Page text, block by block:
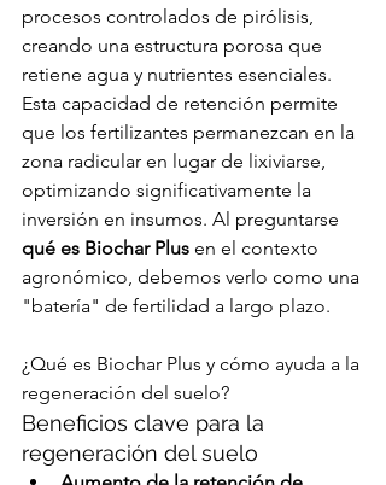
procesos controlados de pirólisis,
creando una estructura porosa que
retiene agua y nutrientes esenciales.
Esta capacidad de retención permite
que los fertilizantes permanezcan en la
zona radicular en lugar de lixiviarse,
optimizando significativamente la
inversión en insumos. Al preguntarse
qué es Biochar Plus en el contexto
agronómico, debemos verlo como una
"batería" de fertilidad a largo plazo.
¿Qué es Biochar Plus y cómo ayuda a la
regeneración del suelo?
Beneficios clave para la
regeneración del suelo